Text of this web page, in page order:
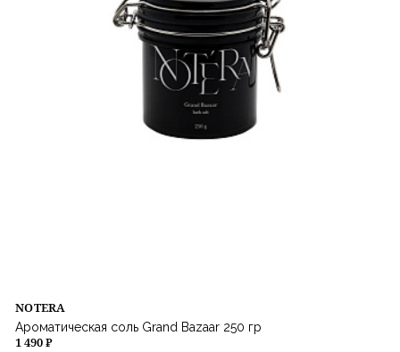
NOTERA
Ароматическая соль Grand Bazaar 250 гр
1 490 ₽